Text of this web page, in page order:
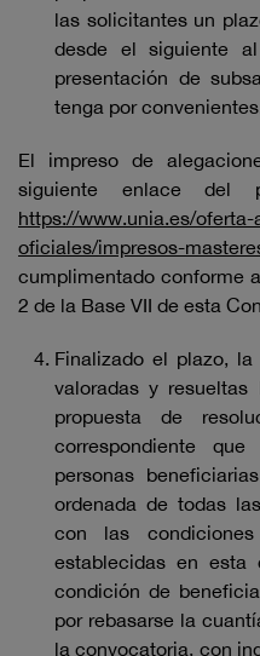
las solicitantes un
desde el siguiente
presentación de
tenga por
El impreso de
siguiente enlace
https://www.unia.es/
oficiales/impresos-
cumplimentado conforme
2 de la Base VII de esta
Finalizado el plazo,
valoradas y resueltas
propuesta de
correspondiente
personas
ordenada de todas
con las
establecidas en esta
condición de
por rebasarse la
la convocatoria, con